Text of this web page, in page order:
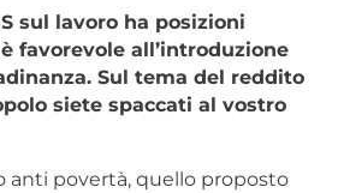
sul lavoro ha posizioni
favorevole all’introduzione
Sul tema del reddito
siete spaccati al vostro
anti povertà, quello proposto